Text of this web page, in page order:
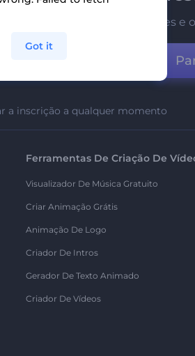
nossas últimas novidades e
a inscrição a qualquer momento
Ferramentas De Criação De
Visualizador De Música Gratuito
Criar Animação Grátis
Animação De Logo
Criador De Intros
Gerador De Texto Animado
Criador De Vídeos
Got it